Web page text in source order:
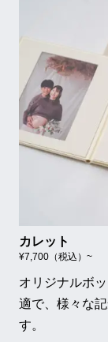
カレット
¥7,700（税込）~
オリジナルボ
適で、様々な
す。